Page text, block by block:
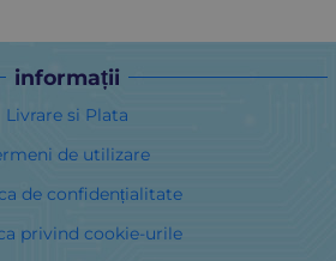
informații
Livrare si Plata
de utilizare
de confidențialitate
privind cookie-urile